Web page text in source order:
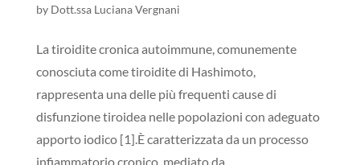
by Dott.ssa Luciana Vergnani
La tiroidite cronica autoimmune, comunemente
conosciuta come tiroidite di Hashimoto,
rappresenta una delle più frequenti cause di
disfunzione tiroidea nelle popolazioni con adeguato
apporto iodico [1].È caratterizzata da un processo
infiammatorio cronico, mediato da...